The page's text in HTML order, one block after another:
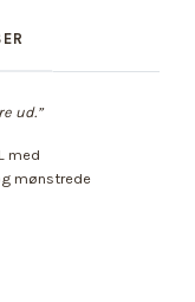
ud.”
med
mønstrede